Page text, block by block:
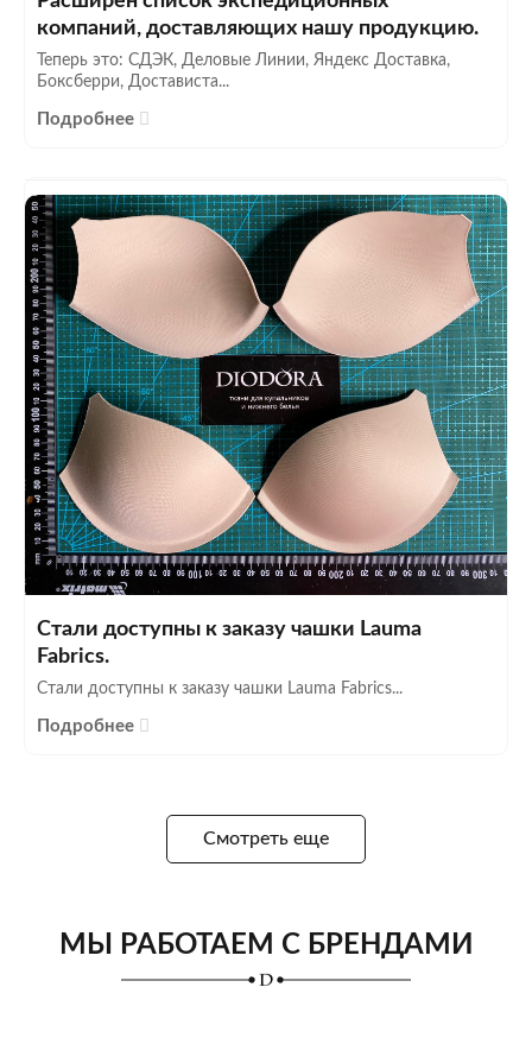
компаний, доставляющих нашу продукцию.
Теперь это: СДЭК, Деловые Линии, Яндекс Доставка,
Боксберри, Достависта...
Подробнее
Стали доступны к заказу чашки Lauma
Fabrics.
Стали доступны к заказу чашки Lauma Fabrics...
Подробнее
Смотреть еще
МЫ РАБОТАЕМ С БРЕНДАМИ